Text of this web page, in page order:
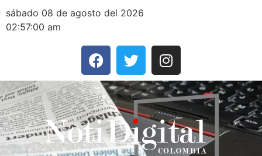
sábado 08 de agosto del 2026
02:57:00 am